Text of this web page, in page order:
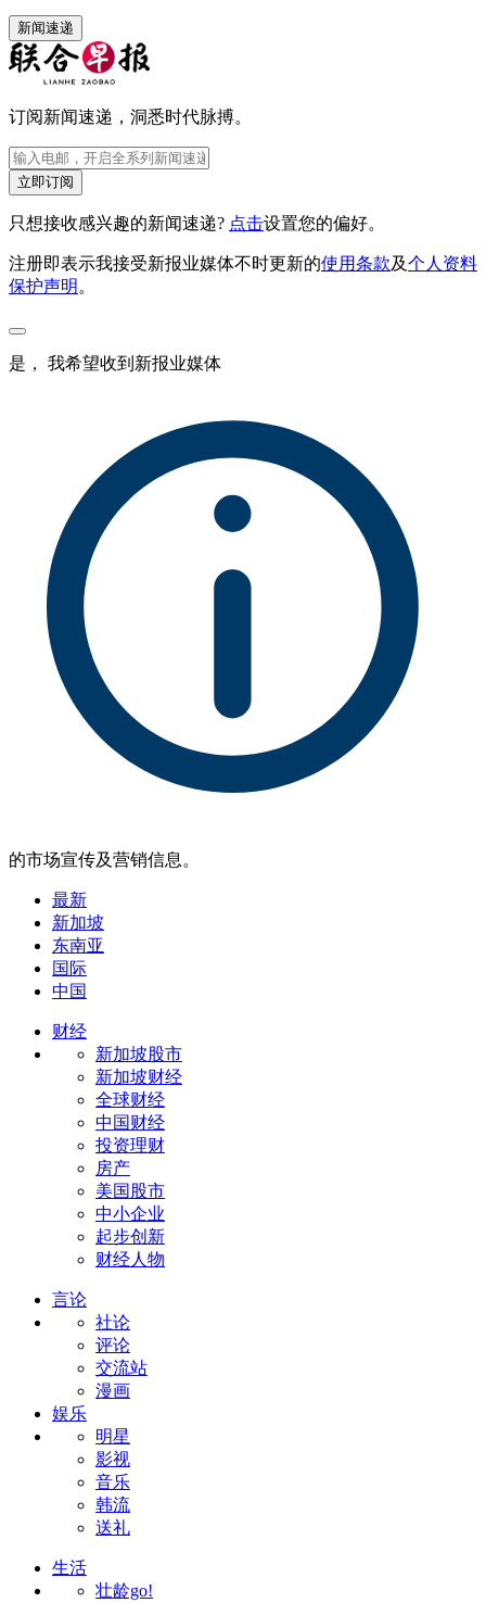
新闻速递
订阅新闻速递，洞悉时代脉搏。
立即订阅
只想接收感兴趣的新闻速递? 点击设置您的偏好。
注册即表示我接受新报业媒体不时更新的使用条款及个人资料
保护声明 。
是， 我希望收到新报业媒体
的市场宣传及营销信息。
最新
新加坡
东南亚
国际
中国
财经
新加坡股市
新加坡财经
全球财经
中国财经
投资理财
房产
美国股市
中小企业
起步创新
财经人物
言论
社论
评论
交流站
漫画
娱乐
明星
影视
音乐
韩流
送礼
生活
壮龄go!